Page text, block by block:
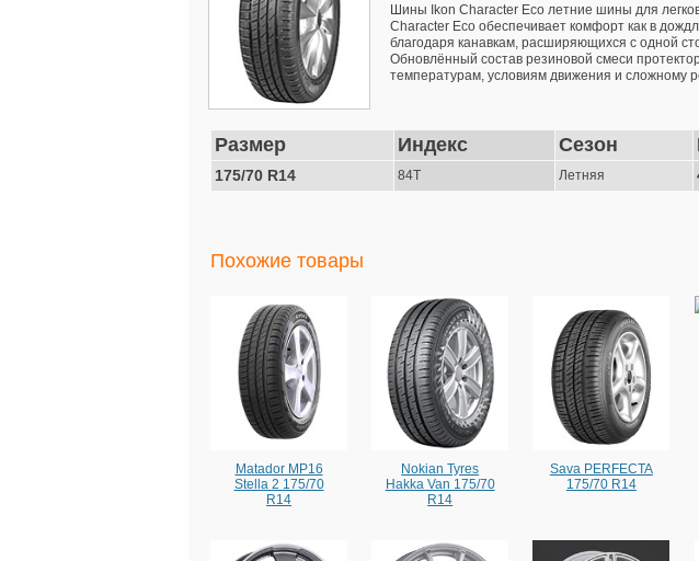
Шины Ikon Character Eco летние шины для
Character Eco обеспечивает комфорт как в
благодаря канавкам, расширяющихся с одной
Обновлённый состав резиновой смеси
температурам, условиям движения и сложному
Размер Индекс Сезон
175/70 R14 84T Летняя
Похожие товары
Matador MP16
Stella 2 175/70
R14
Nokian Tyres
Hakka Van 175/70
R14
Sava PERFECTA
175/70 R14